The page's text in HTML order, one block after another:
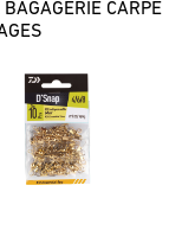
BAGAGERIE CARPE